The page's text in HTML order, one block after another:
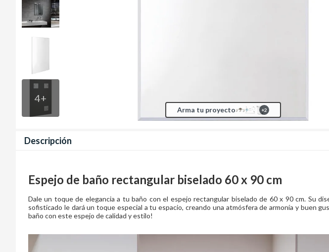
4+
Arma tu proyecto +2
Descripción
Espejo de baño rectangular biselado 60 x 90 cm
Dale un toque de elegancia a tu baño con el espejo rectangular biselado de 60 x 90 cm. Su
sofisticado le dará un toque especial a tu espacio, creando una atmósfera de armonía y buen
baño con este espejo de calidad y estilo!